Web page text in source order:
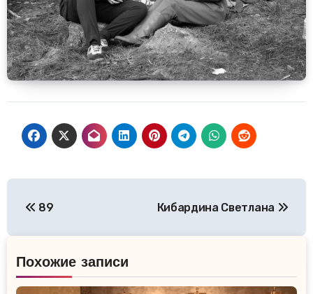
89 Кибардина Светлана
Похожие записи